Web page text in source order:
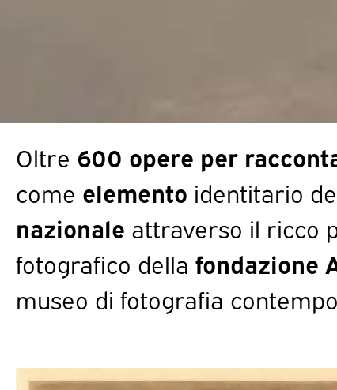
Oltre 600 opere per
come elemento identitario
nazionale attraverso il ricco
fotografico della fondazione
museo di fotografia